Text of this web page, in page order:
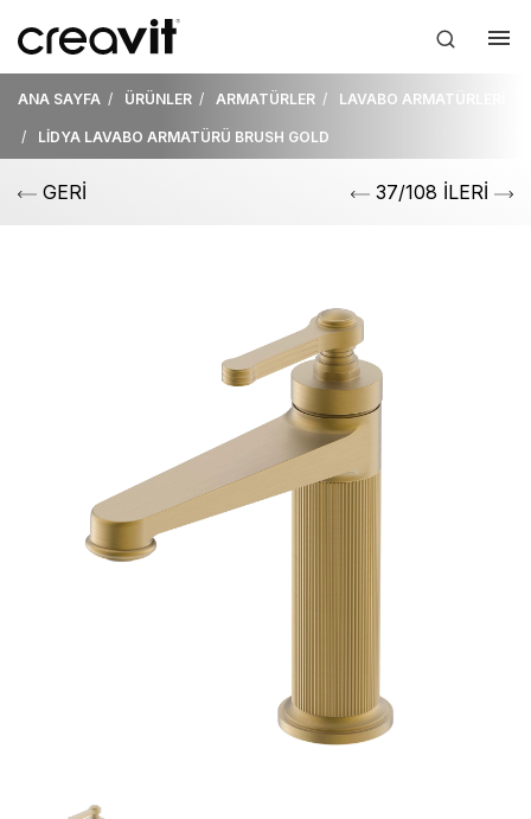
ANA SAYFA ÜRÜNLER ARMATÜRLER LAVABO ARMATÜRLERİ
LİDYA LAVABO ARMATÜRÜ BRUSH GOLD
GERİ 37/108 İLERİ